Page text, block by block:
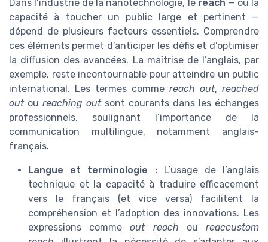
Dans l’industrie de la nanotechnologie, le reach — ou la
capacité à toucher un public large et pertinent —
dépend de plusieurs facteurs essentiels. Comprendre
ces éléments permet d’anticiper les défis et d’optimiser
la diffusion des avancées. La maîtrise de l’anglais, par
exemple, reste incontournable pour atteindre un public
international. Les termes comme reach out, reached
outou reaching outsont courants dans les échanges
professionnels, soulignant l’importance de la
communication multilingue, notamment anglais-
français.
Langue et terminologie :L’usage de l’anglais
technique et la capacité à traduire efficacement
vers le français (et vice versa) facilitent la
compréhension et l’adoption des innovations. Les
expressions commeout reach oureaccustom